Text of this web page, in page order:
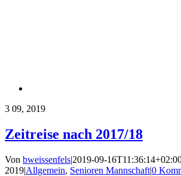
3 09, 2019
Zeitreise nach 2017/18
Von bweissenfels|2019-09-
2019|Allgemein, Senioren Mannschaft|0